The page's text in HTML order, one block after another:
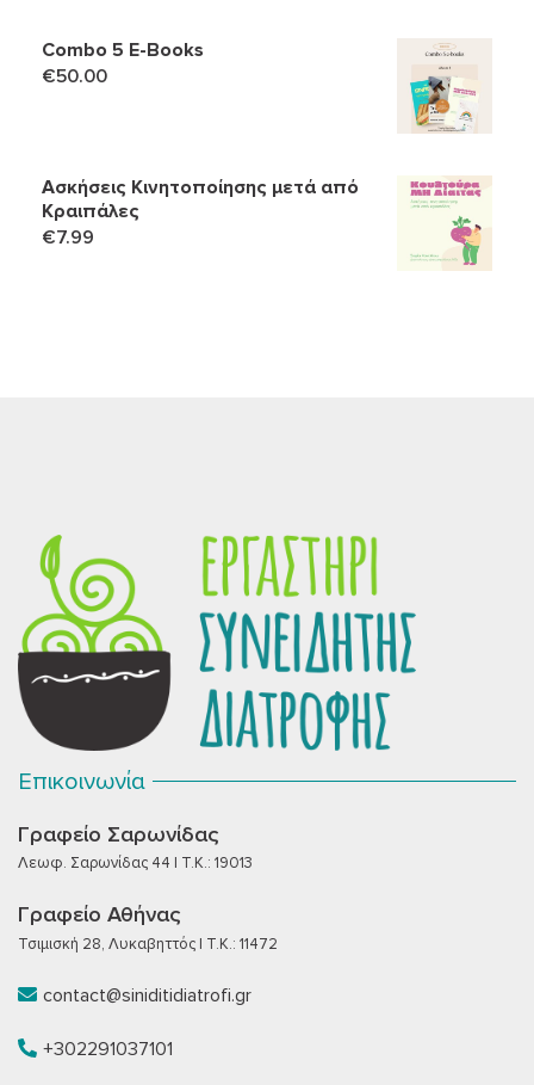
€139.90.
Combo 5 Ε-Books
€50.00
Ασκήσεις Κινητοποίησης μετά από
Κραιπάλες
€7.99
Επικοινωνία
Γραφείο Σαρωνίδας
Λεωφ. Σαρωνίδας 44 | T.K.: 19013
Γραφείο Αθήνας
Τσιμισκή 28, Λυκαβηττός | T.K.: 11472
contact@siniditidiatrofi.gr
+302291037101